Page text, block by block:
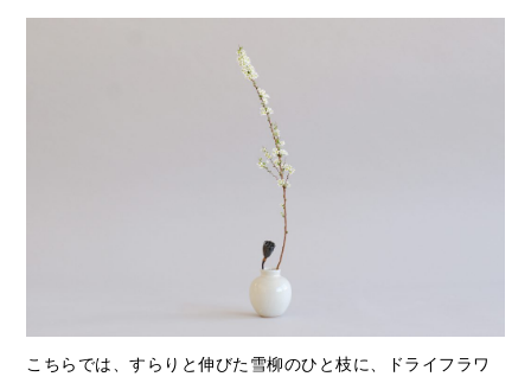
こちらでは、すらりと伸びた雪柳のひと枝に、ドライフラワ